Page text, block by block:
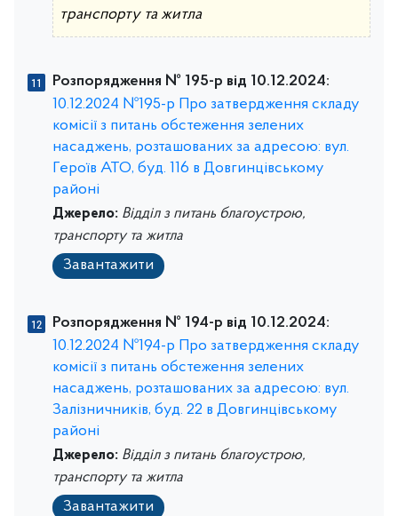
транспорту та житла
Розпорядження № 195-р від 10.12.2024:
10.12.2024 №195-р Про затвердження складу
комісії з питань обстеження зелених
насаджень, розташованих за адресою: вул.
Героїв АТО, буд. 116 в Довгинцівському
районі
Джерело: Відділ з питань благоустрою,
транспорту та житла
Завантажити
Розпорядження № 194-р від 10.12.2024:
10.12.2024 №194-р Про затвердження складу
комісії з питань обстеження зелених
насаджень, розташованих за адресою: вул.
Залізничників, буд. 22 в Довгинцівському
районі
Джерело: Відділ з питань благоустрою,
транспорту та житла
Завантажити